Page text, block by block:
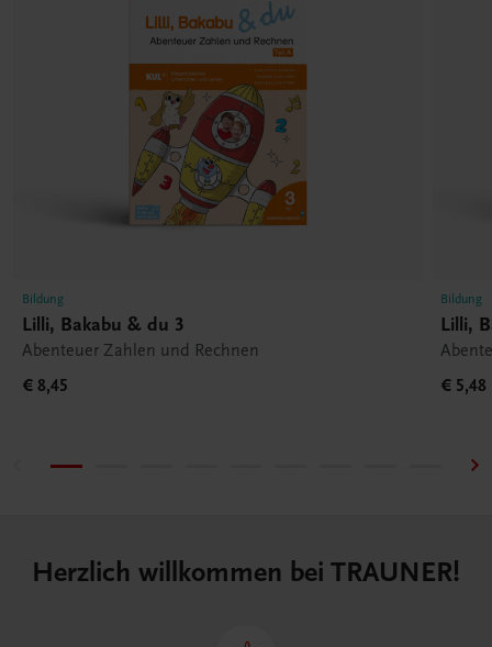
Bildung
Lilli, Bakabu & du 3
Abenteuer Zahlen und Rechnen
€ 8,45
Bildung
Lilli,
€ 5,48
Herzlich willkommen bei TRAUNER!